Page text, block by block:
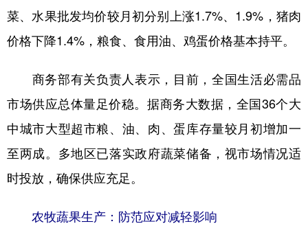
菜、水果批发均价较月初分别上涨1.7%、1.9%，猪肉
价格下降1.4%，粮食、食用油、鸡蛋价格基本持平。
商务部有关负责人表示，目前，全国生活必需品
市场供应总体量足价稳。据商务大数据，全国36个大
中城市大型超市粮、油、肉、蛋库存量较月初增加一
至两成。多地区已落实政府蔬菜储备，视市场情况适
时投放，确保供应充足。
农牧蔬果生产：防范应对减轻影响